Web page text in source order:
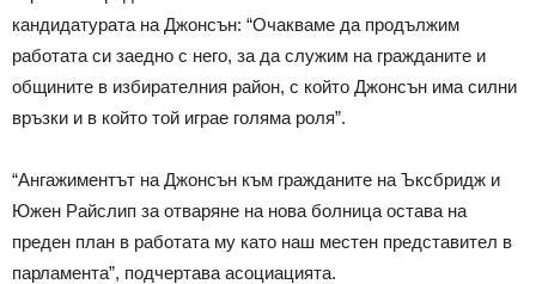
кандидатурата на Джонсън: “Очакваме да продължим
работата си заедно с него, за да служим на гражданите и
общините в избирателния район, с който Джонсън има силни
връзки и в който той играе голяма роля”.
“Ангажиментът на Джонсън към гражданите на Ъксбридж и
Южен Райслип за отваряне на нова болница остава на
преден план в работата му като наш местен представител в
парламента”, подчертава асоциацията.